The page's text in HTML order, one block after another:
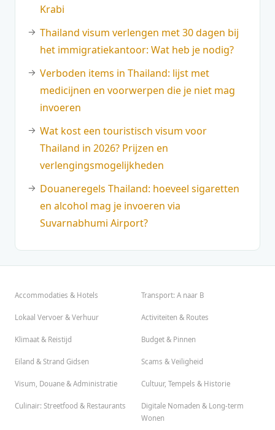
Krabi
Thailand visum verlengen met 30 dagen bij
het immigratiekantoor: Wat heb je nodig?
Verboden items in Thailand: lijst met
medicijnen en voorwerpen die je niet mag
invoeren
Wat kost een touristisch visum voor
Thailand in 2026? Prijzen en
verlengingsmogelijkheden
Douaneregels Thailand: hoeveel sigaretten
en alcohol mag je invoeren via
Suvarnabhumi Airport?
Accommodaties & Hotels Transport: A naar B
Lokaal Vervoer & Verhuur Activiteiten & Routes
Klimaat & Reistijd Budget & Pinnen
Eiland & Strand Gidsen Scams & Veiligheid
Visum, Douane & Administratie Cultuur, Tempels & Historie
Culinair: Streetfood & Restaurants
Digitale Nomaden & Long-term
Wonen